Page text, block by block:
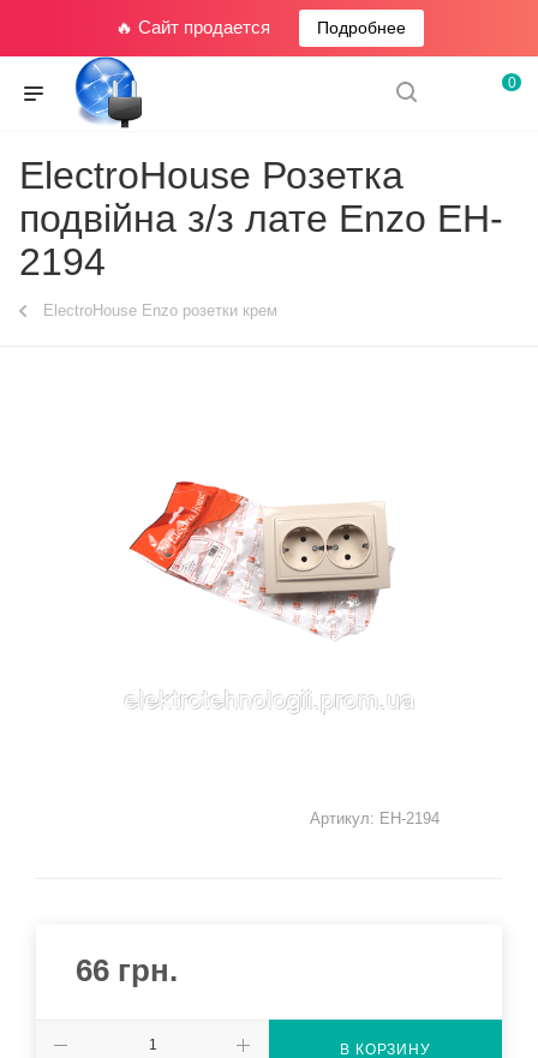
🔥 Сайт продается Подробнее
0
ElectroHouse Розетка
подвійна з/з лате Enzo EH-
2194
ElectroHouse Enzo розетки крем
Артикул: EH-2194
66 грн.
В КОРЗИНУ